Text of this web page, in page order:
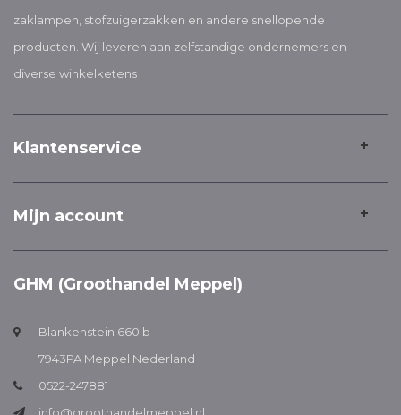
zaklampen, stofzuigerzakken en andere snellopende
producten. Wij leveren aan zelfstandige ondernemers en
diverse winkelketens
Klantenservice
Mijn account
GHM (Groothandel Meppel)
Blankenstein 660 b
7943PA Meppel Nederland
0522-247881